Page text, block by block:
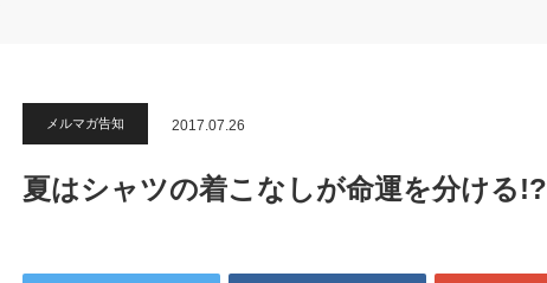
メルマガ告知 2017.07.26
夏はシャツの着こなしが命運を分ける!?